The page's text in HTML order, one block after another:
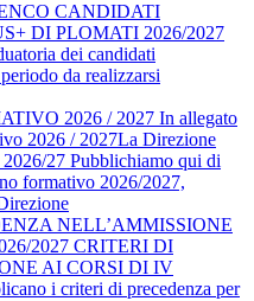
CANDIDATI
DI PLOMATI 2026/2027
dei candidati
da realizzarsi
2026 / 2027 In allegato
2026 / 2027La Direzione
27 Pubblichiamo qui di
formativo 2026/2027,
NELL’AMMISSIONE
2027 CRITERI DI
AI CORSI DI IV
i criteri di precedenza per